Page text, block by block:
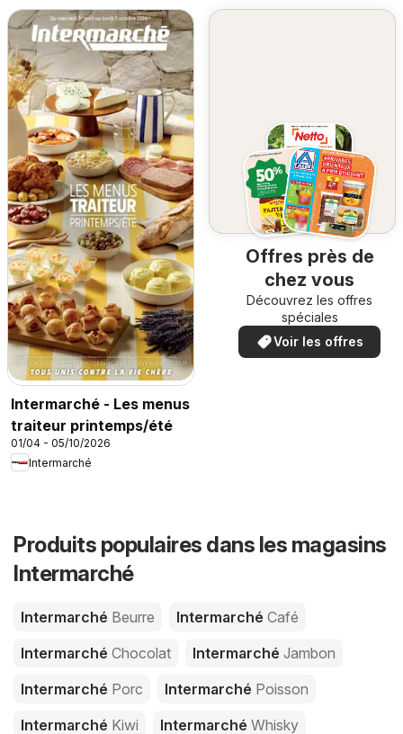
Intermarché - Les menus
traiteur printemps/été
01/04 - 05/10/2026
Intermarché
Offres près de
chez vous
Découvrez les offres
spéciales
Voir les offres
Produits populaires dans les magasins
Intermarché
Intermarché Beurre Intermarché Café
Intermarché Chocolat Intermarché Jambon
Intermarché Porc Intermarché Poisson
Intermarché Kiwi Intermarché Whisky